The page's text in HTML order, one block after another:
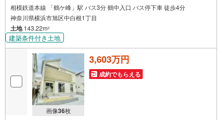
相模鉄道本線 「鶴ケ峰」駅 バス3分 鶴中入口 バス停下車 徒歩4分
神奈川県横浜市旭区中白根1丁目
土地143.22m2
建築条件付き土地
画像36枚
3,603万円
成約でもらえる